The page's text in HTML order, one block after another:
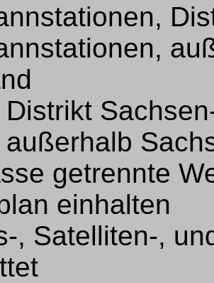
Distrikt
außerhalb
getrennte
einhalten
, Satelliten-,